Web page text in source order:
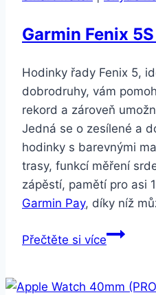
Garmin Fenix
Hodinky řady Fenix 5,
dobrodruhy, vám
rekord a zároveň
Jedná se o zesílené a
hodinky s barevnými
trasy, funkcí měření
zápěstí, pamětí pro asi
Garmin Pay, díky níž
Přečtěte si víceGarmin
stříbrné/